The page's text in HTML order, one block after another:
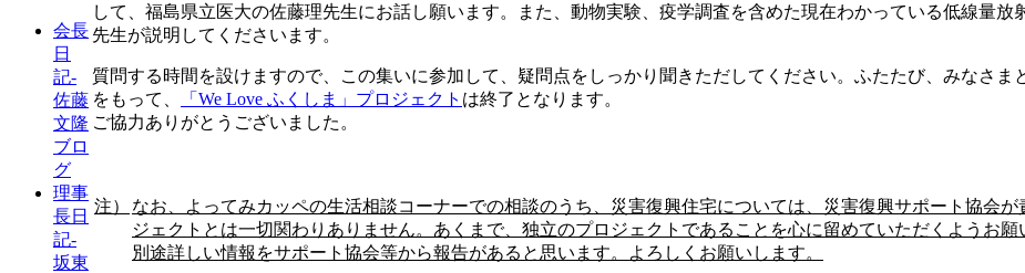
会長
日
記-
佐藤
文隆
ブロ
グ
理事
長日
記-
坂東
して、福島県立医大の佐藤理先生にお話し願います。また、動物実験、疫学調査を含めた現在わかっている低線量
先生が説明してくださいます。
質問する時間を設けますので、この集いに参加して、疑問点をしっかり聞きただしてください。ふたたび、みなさ
をもって、
「We Love ふくしま」プロジェクト は終了となります。
ご協力ありがとうございました。
注）
なお、よってみカッペの生活相談コーナーでの相談のうち、災害復興住宅については、災害復興サポート協会
ジェクトとは一切関わりありません。あくまで、独立のプロジェクトであることを心に留めていただくようお願
別途詳しい情報をサポート協会等から報告があると思います。よろしくお願いします。